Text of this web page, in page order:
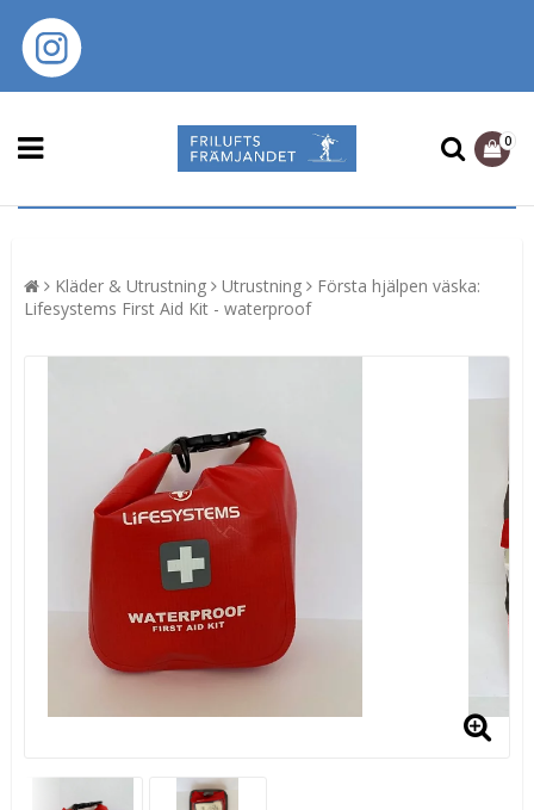
0
Kläder & Utrustning Utrustning
Första hjälpen väska:
Lifesystems First Aid Kit - waterproof